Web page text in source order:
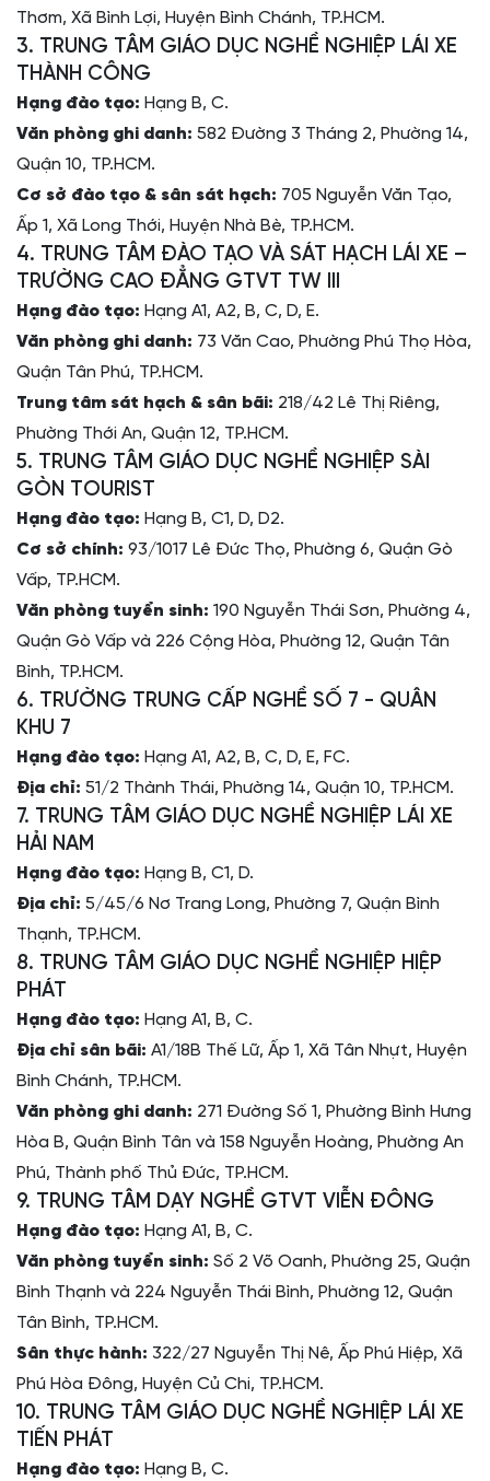
Thơm, Xã Bình Lợi, Huyện Bình Chánh, TP.HCM.
3. TRUNG TÂM GIÁO DỤC NGHỀ NGHIỆP LÁI XE
THÀNH CÔNG
Hạng đào tạo: Hạng B, C.
Văn phòng ghi danh: 582 Đường 3 Tháng 2, Phường 14,
Quận 10, TP.HCM.
Cơ sở đào tạo & sân sát hạch: 705 Nguyễn Văn Tạo,
Ấp 1, Xã Long Thới, Huyện Nhà Bè, TP.HCM.
4. TRUNG TÂM ĐÀO TẠO VÀ SÁT HẠCH LÁI XE –
TRƯỜNG CAO ĐẲNG GTVT TW III
Hạng đào tạo: Hạng A1, A2, B, C, D, E.
Văn phòng ghi danh: 73 Văn Cao, Phường Phú Thọ Hòa,
Quận Tân Phú, TP.HCM.
Trung tâm sát hạch & sân bãi: 218/42 Lê Thị Riêng,
Phường Thới An, Quận 12, TP.HCM.
5. TRUNG TÂM GIÁO DỤC NGHỀ NGHIỆP SÀI
GÒN TOURIST
Hạng đào tạo: Hạng B, C1, D, D2.
Cơ sở chính: 93/1017 Lê Đức Thọ, Phường 6, Quận Gò
Vấp, TP.HCM.
Văn phòng tuyển sinh: 190 Nguyễn Thái Sơn, Phường 4,
Quận Gò Vấp và 226 Cộng Hòa, Phường 12, Quận Tân
Bình, TP.HCM.
6. TRƯỜNG TRUNG CẤP NGHỀ SỐ 7 - QUÂN
KHU 7
Hạng đào tạo: Hạng A1, A2, B, C, D, E, FC.
Địa chỉ: 51/2 Thành Thái, Phường 14, Quận 10, TP.HCM.
7. TRUNG TÂM GIÁO DỤC NGHỀ NGHIỆP LÁI XE
HẢI NAM
Hạng đào tạo: Hạng B, C1, D.
Địa chỉ: 5/45/6 Nơ Trang Long, Phường 7, Quận Bình
Thạnh, TP.HCM.
8. TRUNG TÂM GIÁO DỤC NGHỀ NGHIỆP HIỆP
PHÁT
Hạng đào tạo: Hạng A1, B, C.
Địa chỉ sân bãi: A1/18B Thế Lữ, Ấp 1, Xã Tân Nhựt, Huyện
Bình Chánh, TP.HCM.
Văn phòng ghi danh: 271 Đường Số 1, Phường Bình Hưng
Hòa B, Quận Bình Tân và 158 Nguyễn Hoàng, Phường An
Phú, Thành phố Thủ Đức, TP.HCM.
9. TRUNG TÂM DẠY NGHỀ GTVT VIỄN ĐÔNG
Hạng đào tạo: Hạng A1, B, C.
Văn phòng tuyển sinh: Số 2 Võ Oanh, Phường 25, Quận
Bình Thạnh và 224 Nguyễn Thái Bình, Phường 12, Quận
Tân Bình, TP.HCM.
Sân thực hành: 322/27 Nguyễn Thị Nê, Ấp Phú Hiệp, Xã
Phú Hòa Đông, Huyện Củ Chi, TP.HCM.
10. TRUNG TÂM GIÁO DỤC NGHỀ NGHIỆP LÁI XE
TIẾN PHÁT
Hạng đào tạo: Hạng B, C.